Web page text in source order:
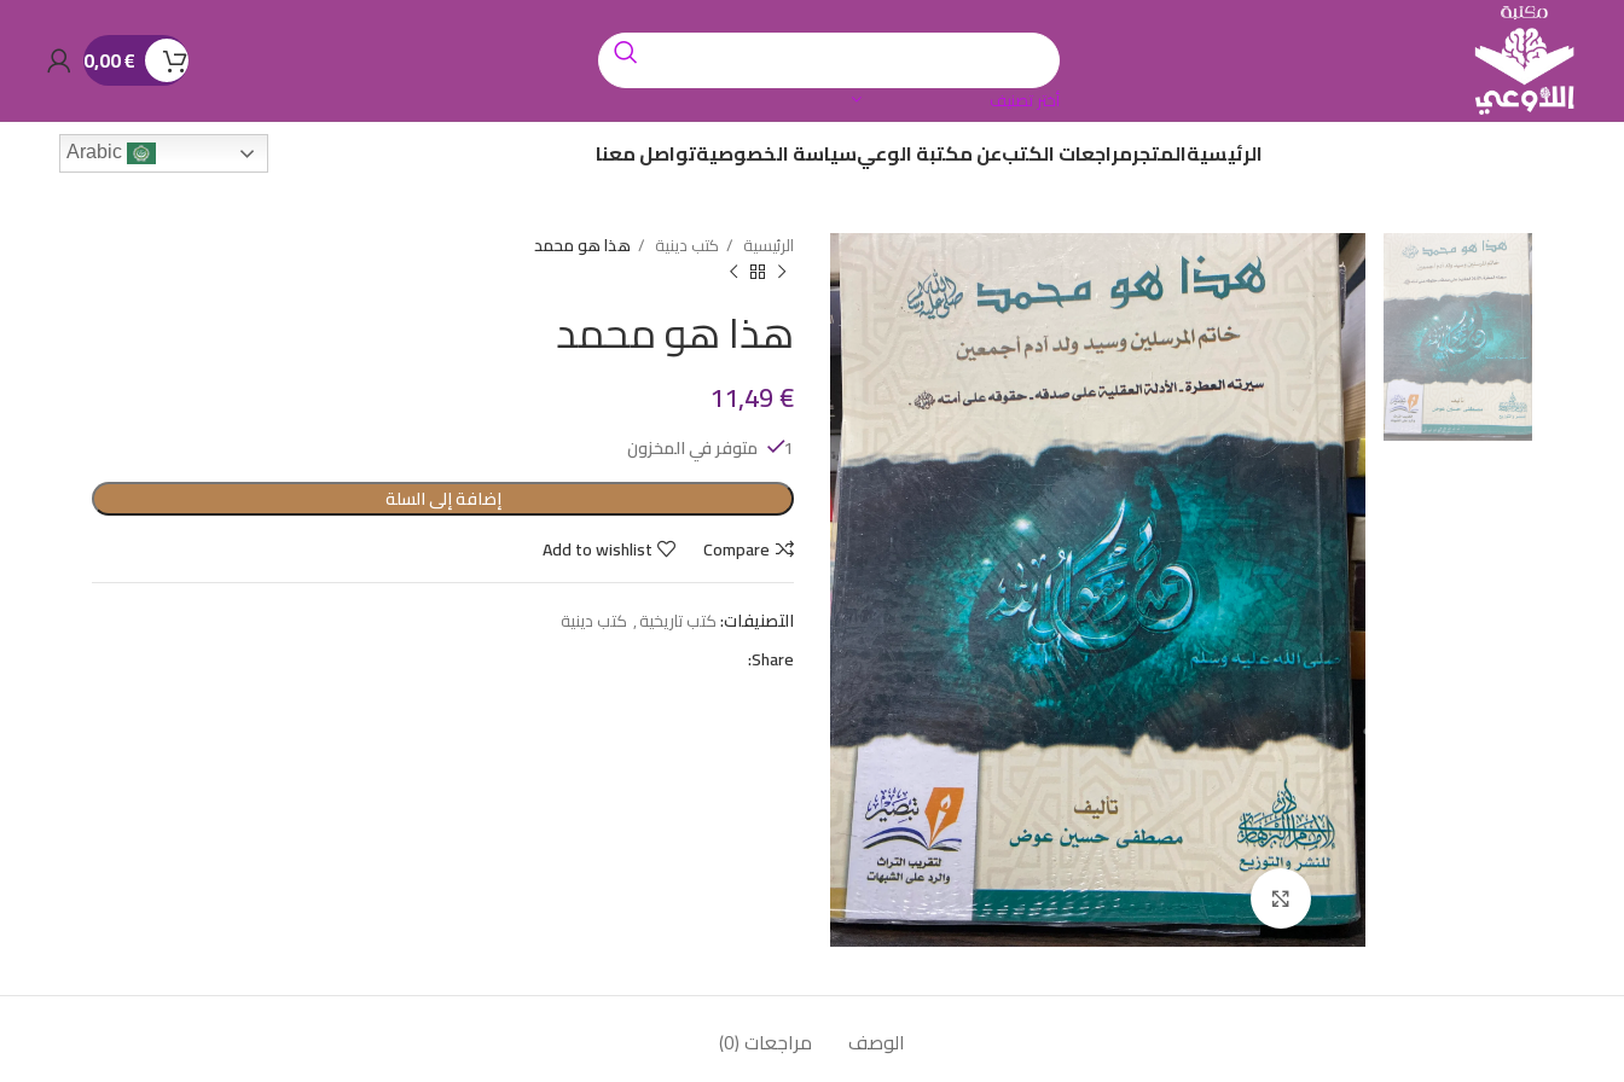
أختر تصنيف
0,00€
الرئيسيةالمتجرمراجعات الكتبعن مكتبة الوعيسياسة الخصوصيةتواصل معنا Arabic
Click to enlarge
الرئيسية كتب دينية هذا هو محمد
هذا هو محمد
11,49€
1 متوفر في المخزون
إضافة إلى السلة
Compare
Add to wishlist
التصنيفات:كتب تاريخية, كتب دينية
Share:
الوصف مراجعات (0)